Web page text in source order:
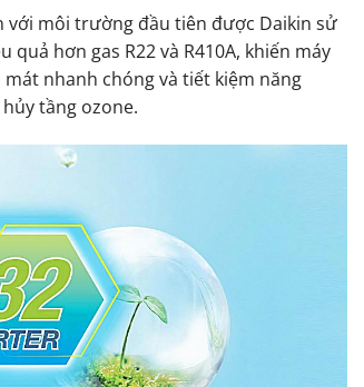
với môi trường đầu tiên được Daikin sử
quả hơn gas R22 và R410A, khiến máy
nhanh chóng và tiết kiệm năng
tầng ozone.